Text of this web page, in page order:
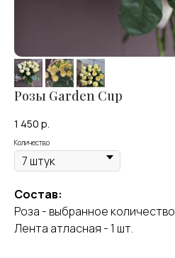
Розы Garden Cup
1 450 р.
Количество
Состав:
Роза - выбранное количество
Лента атласная - 1 шт.